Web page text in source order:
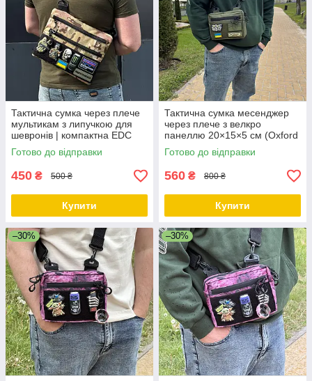
Тактична сумка через плече
мультикам з липучкою для
шевронів | компактна EDC
сумка VELCRO
Готово до відправки
450 ₴ 500 ₴
Купити
Тактична сумка месенджер
через плече з велкро
панеллю 20×15×5 см (Oxford
600D, олива) mini
Готово до відправки
560 ₴ 800 ₴
Купити
–30% –30%